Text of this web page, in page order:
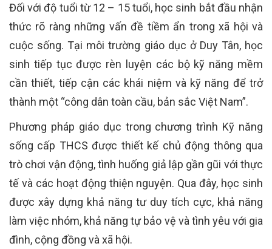
Đối với độ tuổi từ 12 – 15 tuổi, học sinh bắt đầu nhận
thức rõ ràng những vấn đề tiềm ẩn trong xã hội và
cuộc sống. Tại môi trường giáo dục ở Duy Tân, học
sinh tiếp tục được rèn luyện các bộ kỹ năng mềm
cần thiết, tiếp cận các khái niệm và kỹ năng để trở
thành một “công dân toàn cầu, bản sắc Việt Nam”.
Phương pháp giáo dục trong chương trình Kỹ năng
sống cấp THCS được thiết kế chủ động thông qua
trò chơi vận động, tình huống giả lập gần gũi với thực
tế và các hoạt động thiện nguyện. Qua đây, học sinh
được xây dựng khả năng tư duy tích cực, khả năng
làm việc nhóm, khả năng tự bảo vệ và tình yêu với gia
đình, cộng đồng và xã hội.